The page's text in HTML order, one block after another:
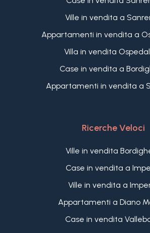
Ville in vendita a
Appartamenti in vendita a
Villa in vendita
Case in vendita a
Appartamenti in vendita a
Ricerche Veloci
Ville in vendita
Case in vendita a
Ville in vendita a
Appartamenti a Diano
Case in vendita